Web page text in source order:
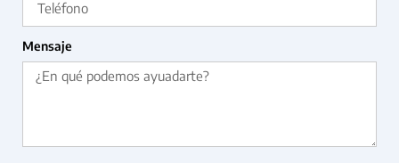
Mensaje